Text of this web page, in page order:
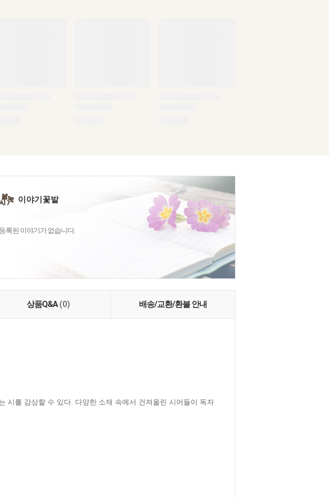
이야기꽃밭
등록된 이야기가 없습니다.
상품Q&A(0) 배송/교환/환불 안내
시를 감상할 수 있다. 다양한 소재 속에서 건져올린 시어들이 독자